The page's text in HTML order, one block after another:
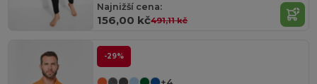
Najnižší cena:
156,00 kč491,11 kč
-29%